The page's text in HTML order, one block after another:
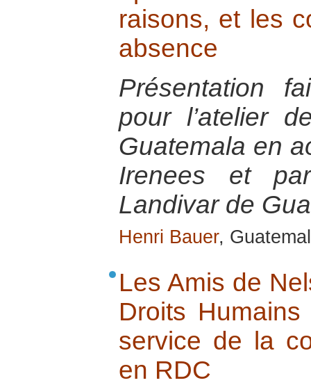
raisons, et les
absence
Présentation
pour l’atelier
Guatemala en
Irenees et
Landivar de
Henri Bauer,
Les Amis de
Droits
service de la
en RDC